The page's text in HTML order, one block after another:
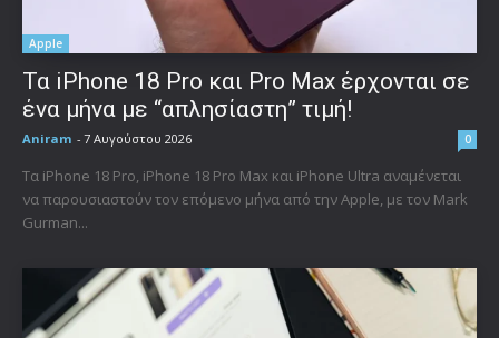
Apple
Τα iPhone 18 Pro και Pro Max έρχονται σε
ένα μήνα με “απλησίαστη” τιμή!
Aniram - 7 Αυγούστου 2026 0
Τα iPhone 18 Pro, iPhone 18 Pro Max και iPhone Ultra αναμένεται
να παρουσιαστούν τον επόμενο μήνα από την Apple, με τον Mark
Gurman...